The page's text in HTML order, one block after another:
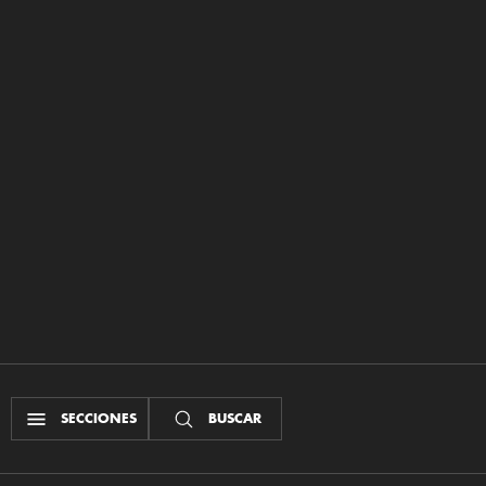
SECCIONES BUSCAR